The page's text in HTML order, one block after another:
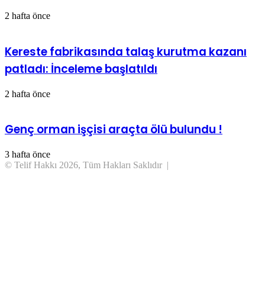
2 hafta önce
Kereste fabrikasında talaş kurutma kazanı
patladı: İnceleme başlatıldı
2 hafta önce
Genç orman işçisi araçta ölü bulundu !
3 hafta önce
© Telif Hakkı 2026, Tüm Hakları Saklıdır |